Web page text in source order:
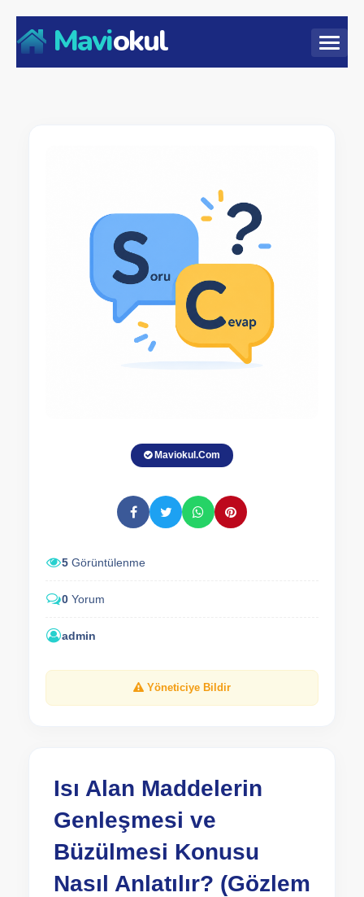
Maviokul
Maviokul.Com
5 Görüntülenme
0 Yorum
admin
Yöneticiye Bildir
Isı Alan Maddelerin
Genleşmesi ve
Büzülmesi Konusu
Nasıl Anlatılır? (Gözlem